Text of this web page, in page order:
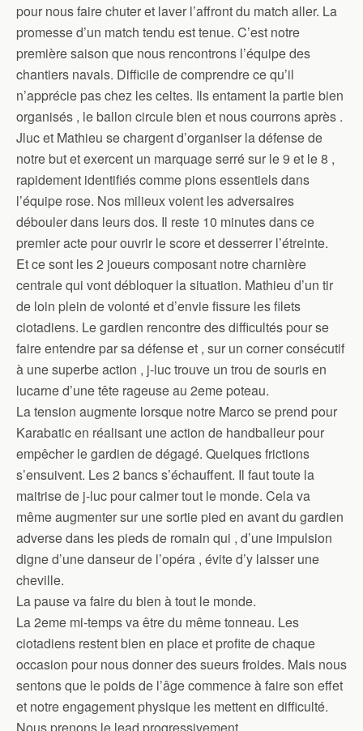
pour nous faire chuter et laver l’affront du match aller. La
promesse d’un match tendu est tenue. C’est notre
première saison que nous rencontrons l’équipe des
chantiers navals. Difficile de comprendre ce qu’il
n’apprécie pas chez les celtes. Ils entament la partie bien
organisés , le ballon circule bien et nous courrons après .
Jluc et Mathieu se chargent d’organiser la défense de
notre but et exercent un marquage serré sur le 9 et le 8 ,
rapidement identifiés comme pions essentiels dans
l’équipe rose. Nos milieux voient les adversaires
débouler dans leurs dos. Il reste 10 minutes dans ce
premier acte pour ouvrir le score et desserrer l’étreinte.
Et ce sont les 2 joueurs composant notre charnière
centrale qui vont débloquer la situation. Mathieu d’un tir
de loin plein de volonté et d’envie fissure les filets
ciotadiens. Le gardien rencontre des difficultés pour se
faire entendre par sa défense et , sur un corner consécutif
à une superbe action , j-luc trouve un trou de souris en
lucarne d’une tête rageuse au 2eme poteau.
La tension augmente lorsque notre Marco se prend pour
Karabatic en réalisant une action de handballeur pour
empêcher le gardien de dégagé. Quelques frictions
s’ensuivent. Les 2 bancs s’échauffent. Il faut toute la
maitrise de j-luc pour calmer tout le monde. Cela va
même augmenter sur une sortie pied en avant du gardien
adverse dans les pieds de romain qui , d’une impulsion
digne d’une danseur de l’opéra , évite d’y laisser une
cheville.
La pause va faire du bien à tout le monde.
La 2eme mi-temps va être du même tonneau. Les
ciotadiens restent bien en place et profite de chaque
occasion pour nous donner des sueurs froides. Mais nous
sentons que le poids de l’âge commence à faire son effet
et notre engagement physique les mettent en difficulté.